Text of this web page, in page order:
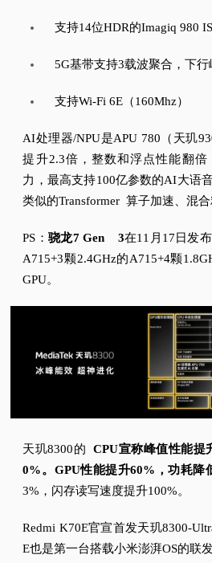
支持14位HDR的Imagiq 980
5G基带支持3载波聚合，下行
支持Wi-Fi 6E（160Mhz）
AI处理器/NPU是APU 780（天玑
提升2.3倍，整数和浮点性能翻
力，最高支持100亿参数的AI大语
类似的Transformer 算子加速、混
PS： 骁龙7 Gen 3在11月17日发
A715+3颗2.4GHz的A715+4颗
GPU。
天玑8300的CPU宣称峰值性能提
0%。 GPU性能提升60%，功耗降
3%，闪存读写速度提升100%。
Redmi K70E官宣首发天玑8300-
E也是第一台搭载小米澎湃OS的联